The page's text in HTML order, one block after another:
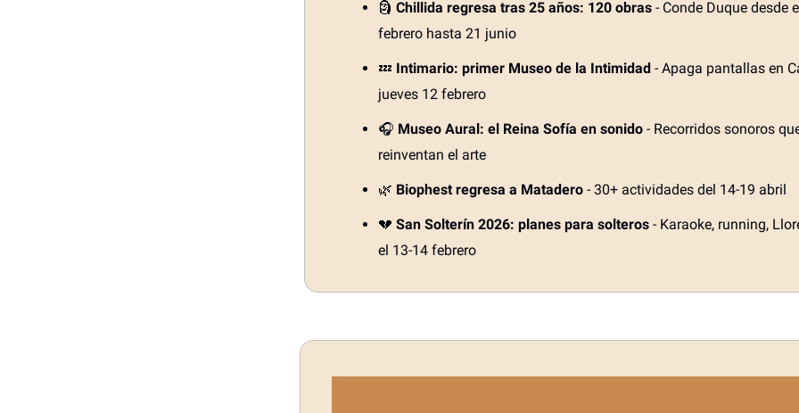
🗿 Chillida regresa tras 25 años: 120 obras - Conde Duque desde
febrero hasta 21 junio
💤 Intimario: primer Museo de la Intimidad - Apaga pantallas en
jueves 12 febrero
🎧 Museo Aural: el Reina Sofía en sonido - Recorridos sonoros
reinventan el arte
🌿 Biophest regresa a Matadero - 30+ actividades del 14-19 abril
💔 San Solterín 2026: planes para solteros - Karaoke, running,
el 13-14 febrero